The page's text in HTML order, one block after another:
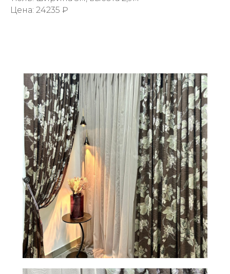
Цена: 24235 ₽